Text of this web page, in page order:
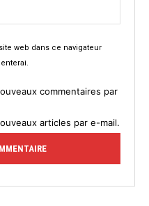
web dans ce navigateur
commentaires par
articles par e-mail.